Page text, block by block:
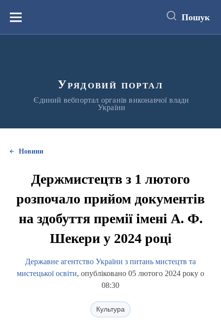
вмістуМеню Пошук
Урядовий портал
Єдиний вебпортал органів виконавчої влади
України
Новини
Держмистецтв з 1 лютого
розпочало прийом документів
на здобуття премії імені А. Ф.
Шекери у 2024 році
Державне агентство України з питань мистецтв та
мистецької освіти, опубліковано 05 лютого 2024 року о
08:30
Культура